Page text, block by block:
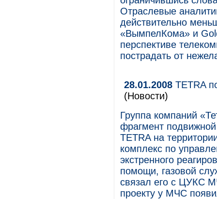
Отраслевые
действительно
«ВымпелКома» и
перспективе
пострадать от
28.01.2008 TETRA
(Новости)
Группа компаний
фрагмент подвижной
TETRA на
комплекс по
экстренного
помощи, газовой
связал его с ЦУКС
проекту у МЧС